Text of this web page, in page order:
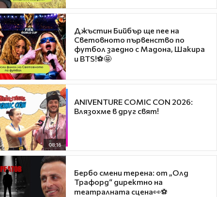
Джъстин Бийбър ще пее на
Световното първенство по
футбол заедно с Мадона, Шакира
и BTS!⚽🤩
08:16
ANIVENTURE COMIC CON 2026:
Влязохме в друг свят!
Бербо смени терена: от „Олд
Трафорд“ директно на
театралната сцена👀⚽